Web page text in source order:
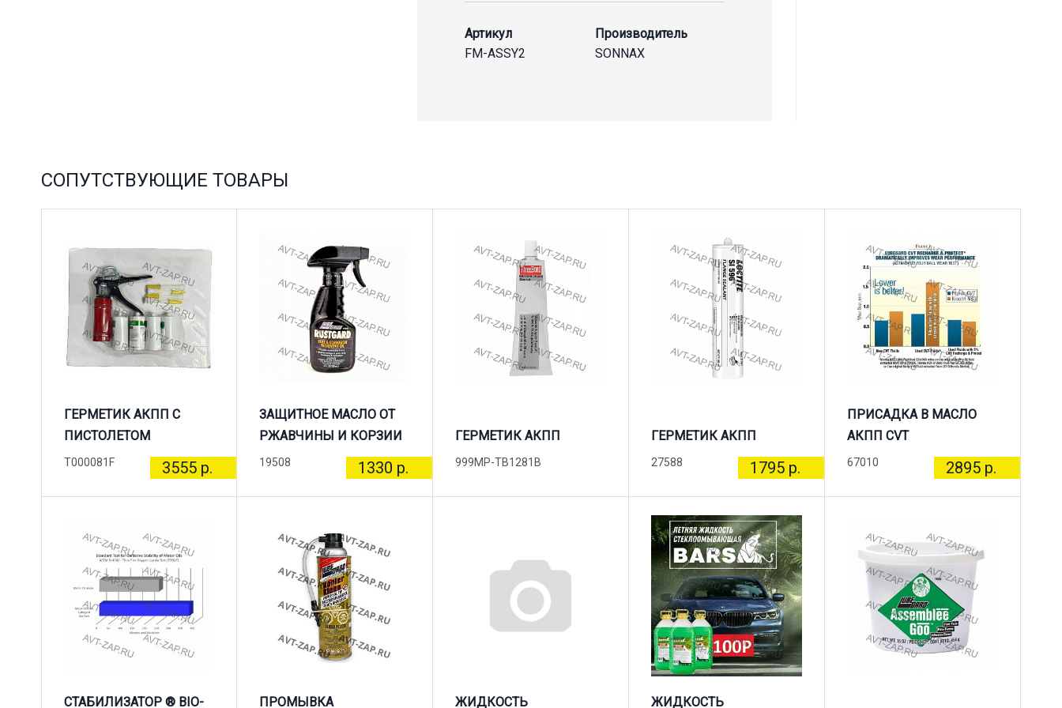
Артикул
FM-ASSY2
Производитель
SONNAX
СОПУТСТВУЮЩИЕ ТОВАРЫ
ГЕРМЕТИК АКПП С
ПИСТОЛЕТОМ
T000081F 3555 р.
ЗАЩИТНОЕ МАСЛО ОТ
РЖАВЧИНЫ И КОРЗИИ
19508 1330 р.
ГЕРМЕТИК АКПП
999MP-TB1281B
ГЕРМЕТИК АКПП
27588 1795 р.
ПРИСАДКА В МАСЛО
АКПП CVT
67010 2895 р.
СТАБИЛИЗАТОР ® BIO- ПРОМЫВКА ЖИДКОСТЬ ЖИДКОСТЬ